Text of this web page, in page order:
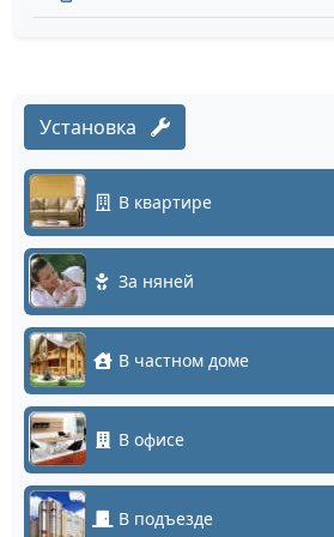
Установка
В квартире
За няней
В частном доме
В офисе
В подъезде